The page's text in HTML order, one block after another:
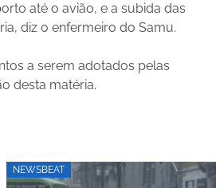
até o avião, e a subida das
diz o enfermeiro do Samu.
a serem adotados pelas
desta matéria.
NEWSBEAT